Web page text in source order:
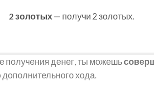
2 золотых— получи 2 золотых.
получения денег, ты можешь
дополнительного хода.